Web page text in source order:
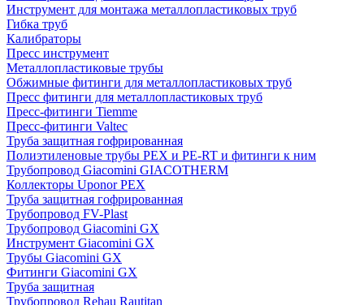
Инструмент для монтажа металлопластиковых труб
Гибка труб
Калибраторы
Пресс инструмент
Металлопластиковые трубы
Обжимные фитинги для металлопластиковых труб
Пресс фитинги для металлопластиковых труб
Пресс-фитинги Tiemme
Пресс-фитинги Valtec
Труба защитная гофрированная
Полиэтиленовые трубы PEX и PE-RT и фитинги к ним
Трубопровод Giacomini GIACOTHERM
Коллекторы Uponor PEX
Труба защитная гофрированная
Трубопровод FV-Plast
Трубопровод Giacomini GX
Инструмент Giacomini GX
Трубы Giacomini GX
Фитинги Giacomini GX
Труба защитная
Трубопровод Rehau Rautitan